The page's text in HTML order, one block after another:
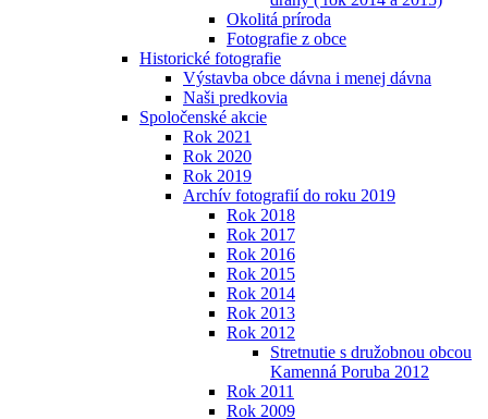
Okolitá príroda
Fotografie z obce
Historické fotografie
Výstavba obce dávna i menej dávna
Naši predkovia
Spoločenské akcie
Rok 2021
Rok 2020
Rok 2019
Archív fotografií do roku 2019
Rok 2018
Rok 2017
Rok 2016
Rok 2015
Rok 2014
Rok 2013
Rok 2012
Stretnutie s družobnou obcou
Kamenná Poruba 2012
Rok 2011
Rok 2009